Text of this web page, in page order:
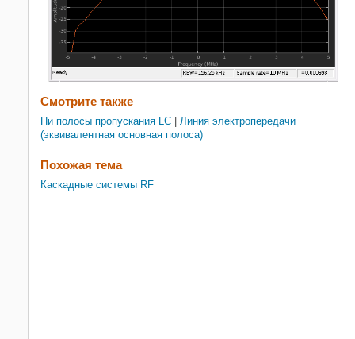
Смотрите также
Пи полосы пропускания LC
Линия электропередачи
(эквивалентная основная полоса)
Похожая тема
Каскадные системы RF